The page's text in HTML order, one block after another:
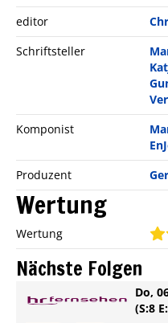
editor
Schriftsteller
Komponist
Produzent
Wertung
Wertung
Nächste Folgen
Do,
(S:8